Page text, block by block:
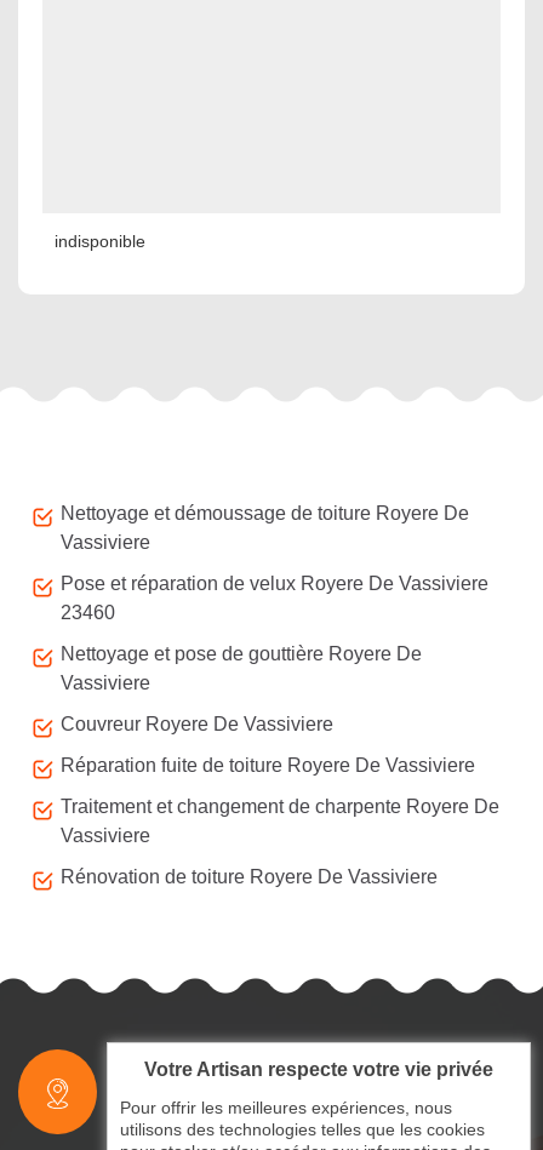
indisponible
Nettoyage et démoussage de toiture Royere De
Vassiviere
Pose et réparation de velux Royere De Vassiviere
23460
Nettoyage et pose de gouttière Royere De
Vassiviere
Couvreur Royere De Vassiviere
Réparation fuite de toiture Royere De Vassiviere
Traitement et changement de charpente Royere De
Vassiviere
Rénovation de toiture Royere De Vassiviere
Votre Artisan respecte votre vie privée
Pour offrir les meilleures expériences, nous
utilisons des technologies telles que les cookies